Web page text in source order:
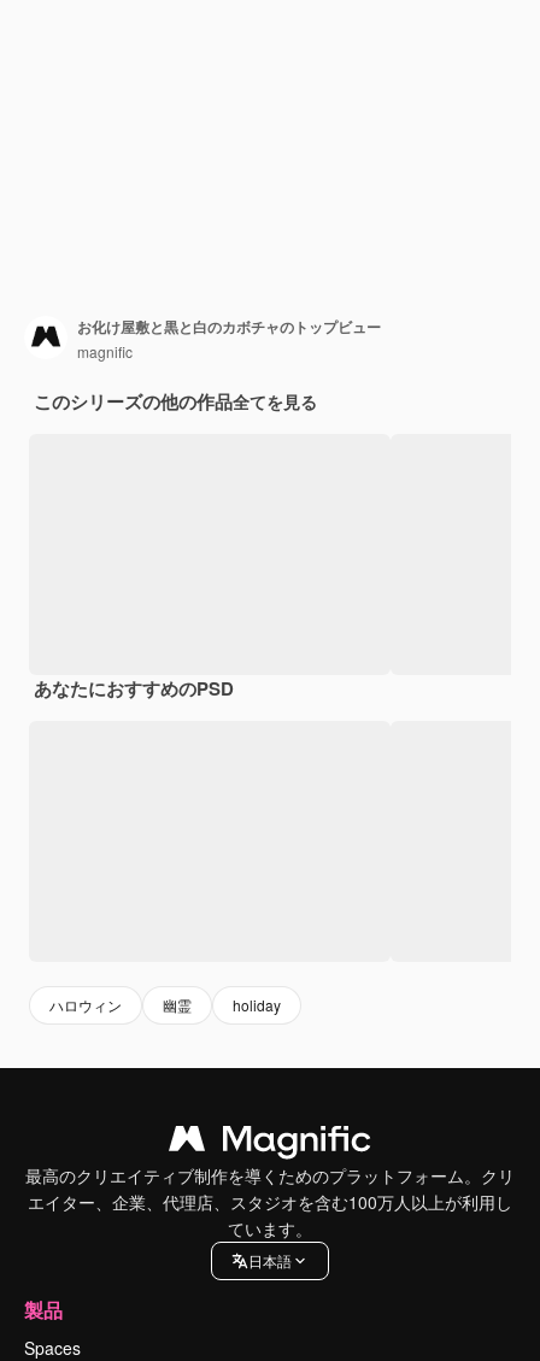
お化け屋敷と黒と白のカボチャのトップビュー
magnific
このシリーズの他の作品全てを見る
あなたにおすすめのPSD
ハロウィン 幽霊 holiday
最高のクリエイティブ制作を導くためのプラットフォーム。クリ
エイター、企業、代理店、スタジオを含む100万人以上が利用し
ています。
日本語
製品
Spaces